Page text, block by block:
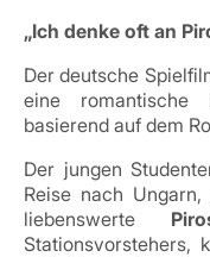
„Ich denke oft an
Der deutsche
eine romantische
basierend auf dem
Der jungen
Reise nach
liebenswerte
Stationsvorstehers,